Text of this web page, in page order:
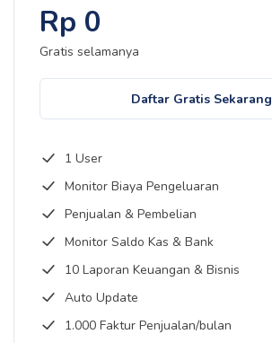
Rp 0
Gratis selamanya
Daftar Gratis Sekarang
1 User
Monitor Biaya Pengeluaran
Penjualan & Pembelian
Monitor Saldo Kas & Bank
10 Laporan Keuangan & Bisnis
Auto Update
1.000 Faktur Penjualan/bulan